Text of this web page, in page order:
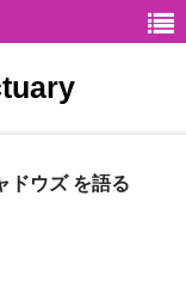
ドウズ を語る